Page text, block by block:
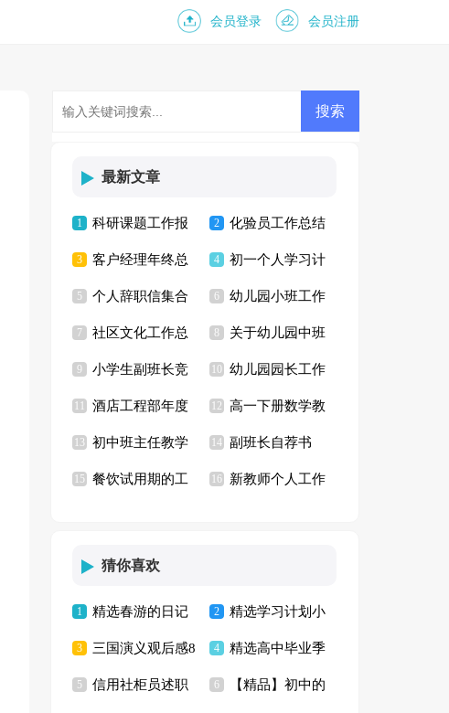
会员登录 会员注册
最新文章
1 科研课题工作报
告5篇
2 化验员工作总结
3 客户经理年终总
结15篇
4 初一个人学习计
划
5 个人辞职信集合
15篇
6 幼儿园小班工作
总结 15篇
7 社区文化工作总
结
8 关于幼儿园中班
工作计划
9 小学生副班长竞
选演讲稿
10 幼儿园园长工作
总结15篇
酒店工程部年度
工作计划
12 高一下册数学教
学计划15篇
13 初中班主任教学
计划
14 副班长自荐书
15 餐饮试用期的工 16 新教师个人工作
猜你喜欢
1 精选春游的日记
五篇
2 精选学习计划小
学范文合集7篇
3 三国演义观后感8
篇
4 精选高中毕业季
演讲稿三篇
5 信用社柜员述职 6 【精品】初中的